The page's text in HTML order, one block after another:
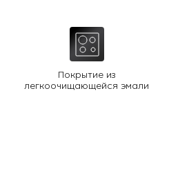
Покрытие из
легкоочищающейся эмали